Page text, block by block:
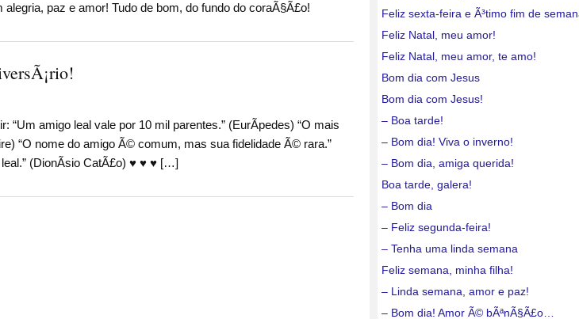
paz e amor! Tudo de bom, do fundo do coraÃ§Ã£o!
“Um amigo leal vale por 10 mil parentes.” (EurÃ­pedes) “O mais
“O nome do amigo Ã© comum, mas sua fidelidade Ã© rara.”
(DionÃ­sio CatÃ£o) ♥ ♥ ♥ […]
Feliz sexta-feira e Ã³timo fim de
Feliz Natal, meu amor!
Feliz Natal, meu amor, te amo!
Bom dia com Jesus
Bom dia com Jesus!
– Boa tarde!
– Bom dia! Viva o inverno!
– Bom dia, amiga querida!
Boa tarde, galera!
– Bom dia
– Feliz segunda-feira!
– Tenha uma linda semana
Feliz semana, minha filha!
– Linda semana, amor e paz!
– Bom dia! Amor Ã© bÃªnÃ§Ã£o…